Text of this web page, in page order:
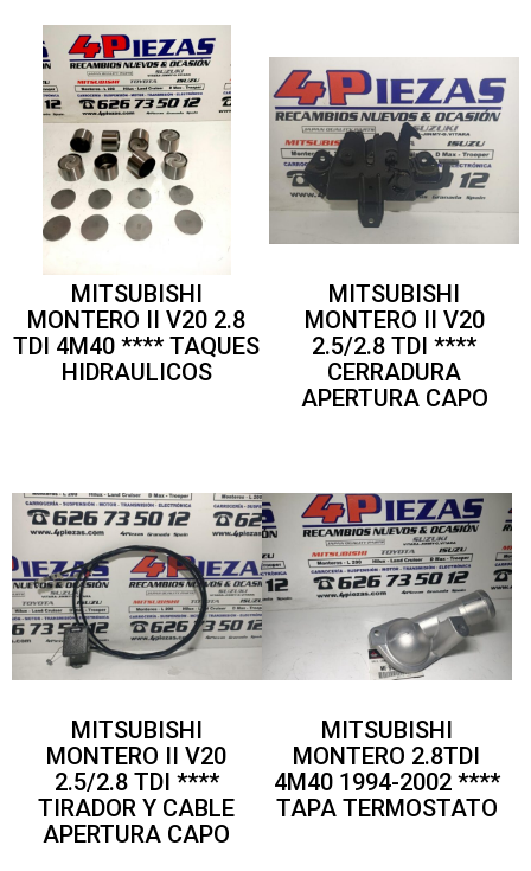
MITSUBISHI
MONTERO II V20 2.8
TDI 4M40 **** TAQUES
HIDRAULICOS
MITSUBISHI
MONTERO II V20
2.5/2.8 TDI ****
CERRADURA
APERTURA CAPO
MITSUBISHI
MONTERO II V20
2.5/2.8 TDI ****
TIRADOR Y CABLE
APERTURA CAPO
MITSUBISHI
MONTERO 2.8TDI
4M40 1994-2002 ****
TAPA TERMOSTATO